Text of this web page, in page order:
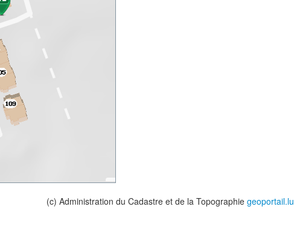
(c) Administration du Cadastre et de la Topographie geoportail.lu